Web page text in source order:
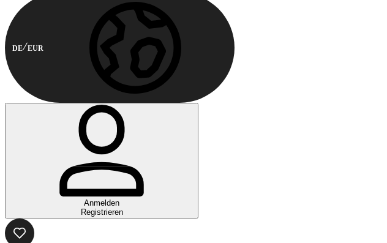
DE EUR
Anmelden
Registrieren